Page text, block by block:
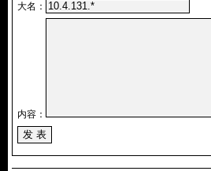
大名：
内容：